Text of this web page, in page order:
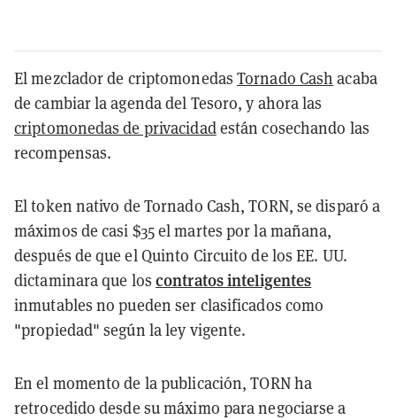
El mezclador de criptomonedasTornado Cash acaba
de cambiar la agenda del Tesoro, y ahora las
criptomonedas de privacidadestán cosechando las
recompensas.
El token nativo de Tornado Cash, TORN, se disparó a
máximos de casi $35 el martes por la mañana,
después de que el Quinto Circuito de los EE. UU.
dictaminara que loscontratos inteligentes
inmutables no pueden ser clasificados como
"propiedad" según la ley vigente.
En el momento de la publicación, TORN ha
retrocedido desde su máximo para negociarse a